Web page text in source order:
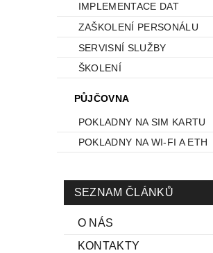
IMPLEMENTACE DAT
ZAŠKOLENÍ PERSONÁLU
SERVISNÍ SLUŽBY
ŠKOLENÍ
PŮJČOVNA
POKLADNY NA SIM KARTU
POKLADNY NA WI-FI A ETH
SEZNAM ČLÁNKŮ
O NÁS
KONTAKTY